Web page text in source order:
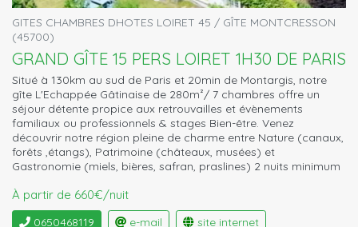
GITES CHAMBRES DHOTES LOIRET 45 / GÎTE MONTCRESSON
(45700)
GRAND GÎTE 15 PERS LOIRET 1H30 DE PARIS
Situé à 130km au sud de Paris et 20min de Montargis, notre
gîte L'Echappée Gâtinaise de 280m²/ 7 chambres offre un
séjour détente propice aux retrouvailles et évènements
familiaux ou professionnels & stages Bien-être. Venez
découvrir notre région pleine de charme entre Nature (canaux,
forêts ,étangs), Patrimoine (châteaux, musées) et
Gastronomie (miels, bières, safran, praslines) 2 nuits minimum
À partir de 660€/nuit
0650468119 e-mail site internet